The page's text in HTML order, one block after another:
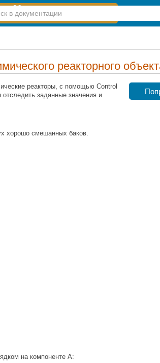
реакторного
реакторы, с помощью Control
заданные значения и
хорошо смешанных баков.
на компоненте A: